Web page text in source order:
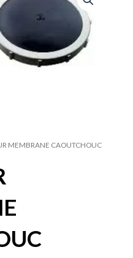
MEMBRANE CAOUTCHOUC